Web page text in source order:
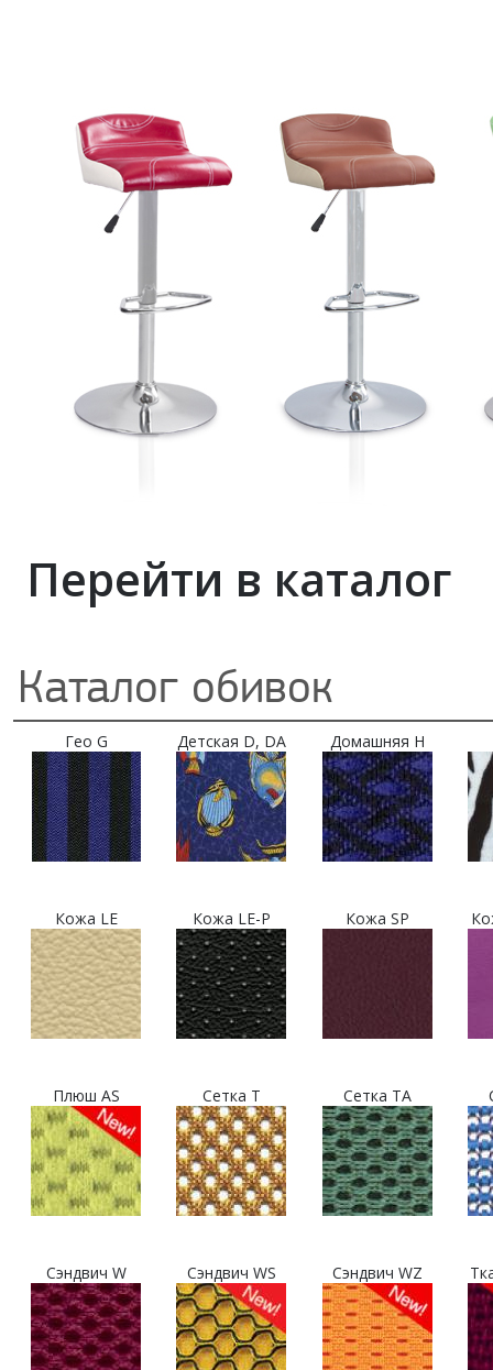
Перейти в каталог
Каталог обивок
Гео G Детская D, DA Домашняя H
Кожа LE Кожа LE-P Кожа SP
Плюш AS Сетка T Сетка TA
Сэндвич W Сэндвич WS Сэндвич WZ